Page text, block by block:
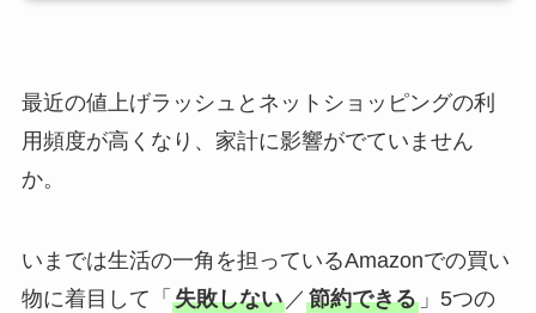
最近の値上げラッシュとネットショッピングの利
用頻度が高くなり、家計に影響がでていません
か。
いまでは生活の一角を担っているAmazonでの買い
物に着目して「 失敗しない／ 節約できる」5つの